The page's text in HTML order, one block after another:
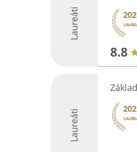
Laureáti
8.8
Laureáti